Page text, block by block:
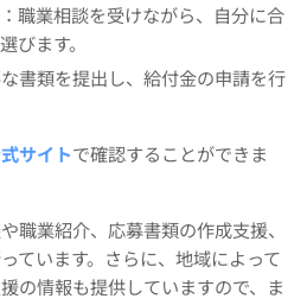
：職業相談を受けながら、自分に合
びます。
な書類を提出し、給付金の申請を行
サイトで確認することができま
職業紹介、応募書類の作成支援、
ています。さらに、地域によって
の情報も提供していますので、ま